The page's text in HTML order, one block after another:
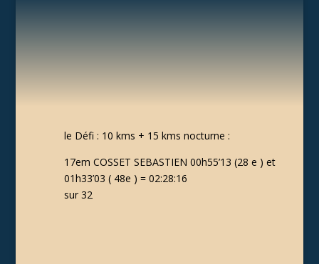
le Défi : 10 kms + 15 kms nocturne :
17em COSSET SEBASTIEN 00h55’13 (28 e ) et
01h33’03 ( 48e ) = 02:28:16
sur 32